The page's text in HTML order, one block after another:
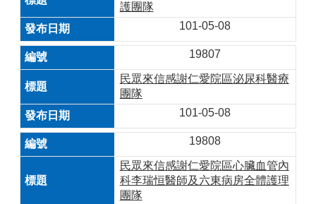
護團隊
101-05-08
19807
民眾來信感謝仁愛院區泌尿科醫療
團隊
101-05-08
19808
民眾來信感謝仁愛院區心臟血管內
科李瑞恒醫師及六東病房全體護理
團隊